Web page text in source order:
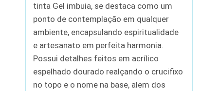
tinta Gel imbuia, se destaca como um
ponto de contemplação em qualquer
ambiente, encapsulando espiritualidade
e artesanato em perfeita harmonia.
Possui detalhes feitos em acrílico
espelhado dourado realçando o crucifixo
no topo e o nome na base, alem dos